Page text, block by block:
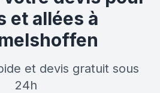
et allées à
et devis gratuit sous
24h